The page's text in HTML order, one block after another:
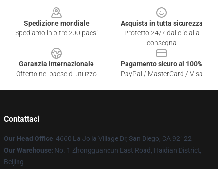
Spedizione mondiale
Spediamo in oltre 200 paesi
Acquista in tutta sicurezza
Protetto 24/7 dai clic alla
consegna
Garanzia internazionale
Offerto nel paese di utilizzo
Pagamento sicuro al 100%
PayPal / MasterCard / Visa
Contattaci
Our Head Office: 4660 La Jolla Village Dr, San Diego, CA 92122
Our Warehouse: No. 1 Zhongguancun East Road, Haidian District,
Beijing